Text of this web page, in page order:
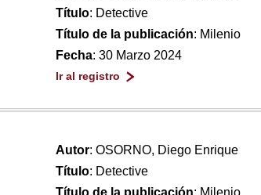
Título: Detective
Título de la publicación: Milenio
Fecha: 30 Marzo 2024
Ir al registro
Autor: OSORNO, Diego Enrique
Título: Detective